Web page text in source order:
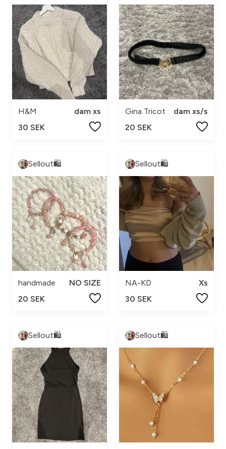
H&M
dam xs
30 SEK
Gina Tricot
dam xs/s
20 SEK
Sellout🛍️
handmade
NO SIZE
20 SEK
Sellout🛍️
NA-KD
Xs
30 SEK
Sellout🛍️ Sellout🛍️